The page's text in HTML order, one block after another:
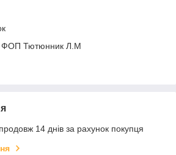
ФОП Тютюнник Л.М
14 днів за рахунок покупця